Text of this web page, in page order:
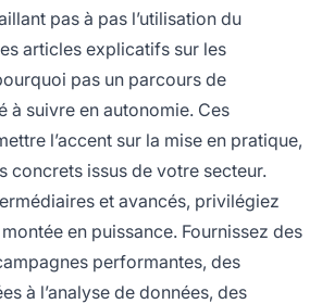
pas à pas l’utilisation du
articles explicatifs sur les
pas un parcours de
à suivre en autonomie. Ces
l’accent sur la mise en pratique,
concrets issus de votre secteur.
et avancés, privilégiez
en puissance. Fournissez des
performantes, des
à l’analyse de données, des